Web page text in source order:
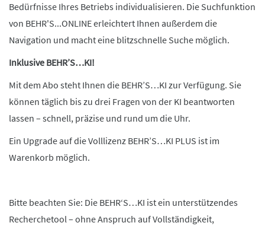
Bedürfnisse Ihres Betriebs individualisieren. Die Suchfunktion
von BEHR'S...ONLINE erleichtert Ihnen außerdem die
Navigation und macht eine blitzschnelle Suche möglich.
Inklusive BEHR’S…KI!
Mit dem Abo steht Ihnen die BEHR’S…KI zur Verfügung. Sie
können täglich bis zu drei Fragen von der KI beantworten
lassen – schnell, präzise und rund um die Uhr.
Ein Upgrade auf die Volllizenz BEHR’S…KI PLUS ist im
Warenkorb möglich.
Bitte beachten Sie: Die BEHR‘S…KI ist ein unterstützendes
Recherchetool – ohne Anspruch auf Vollständigkeit,